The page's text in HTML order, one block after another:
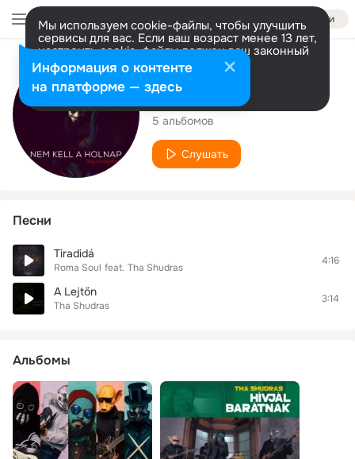
Войти
Мы используем cookie-файлы, чтобы улучшить
сервисы для вас. Если ваш возраст менее 13 лет,
настроить cookie-файлы должен ваш законный
представитель. Больше информации
Разрешить все Настроить
Исполнитель
Tha Shudras
5 альбомов
Слушать
Песни
Tiradidá
Roma Soul feat. Tha Shudras
4:16
A Lejtőn
Tha Shudras
3:14
Альбомы
Информация о контенте
на платформе — здесь